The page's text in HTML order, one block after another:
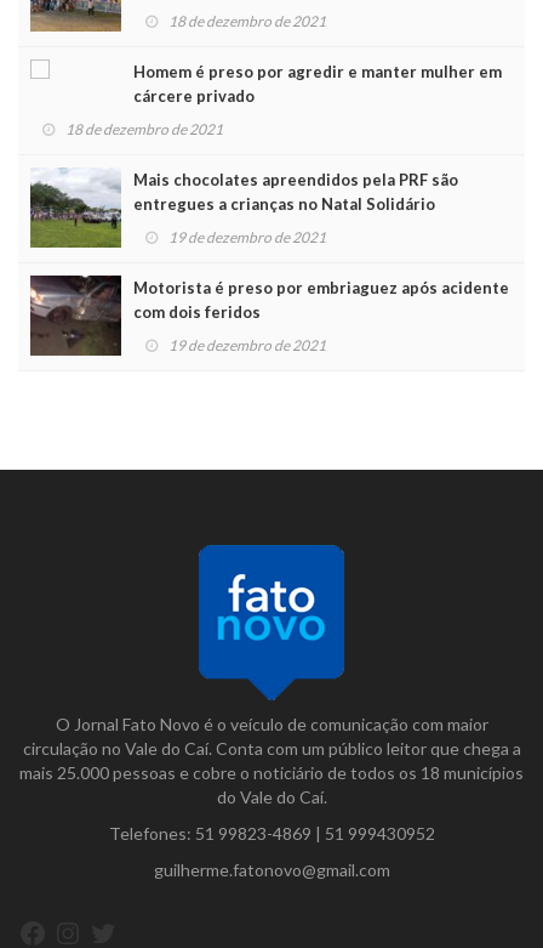
Noel 18 de dezembro de 2021
Homem é preso por agredir e manter mulher em
cárcere privado
18 de dezembro de 2021
Mais chocolates apreendidos pela PRF são
entregues a crianças no Natal Solidário
19 de dezembro de 2021
Motorista é preso por embriaguez após acidente
com dois feridos
19 de dezembro de 2021
O Jornal Fato Novo é o veículo de comunicação com maior
circulação no Vale do Caí. Conta com um público leitor que chega a
mais 25.000 pessoas e cobre o noticiário de todos os 18 municípios
do Vale do Caí.
Telefones: 51 99823-4869 | 51 999430952
guilherme.fatonovo@gmail.com